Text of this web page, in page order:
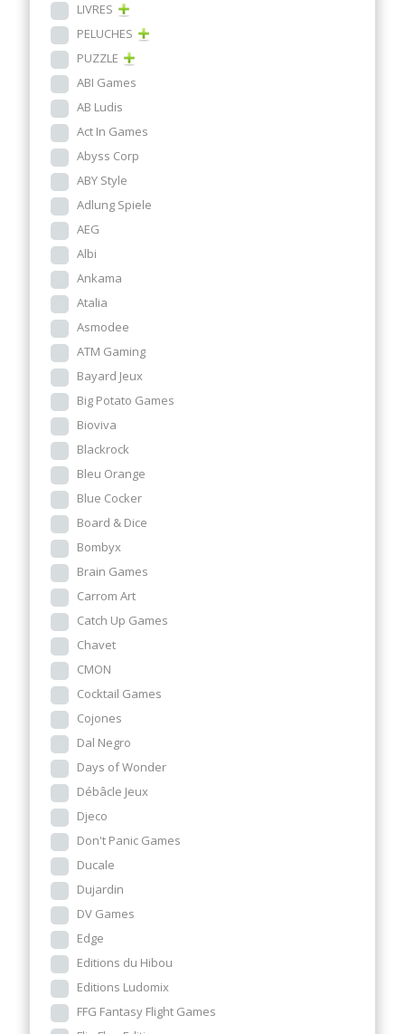
LIVRES
PELUCHES
PUZZLE
ABI Games
AB Ludis
Act In Games
Abyss Corp
ABY Style
Adlung Spiele
AEG
Albi
Ankama
Atalia
Asmodee
ATM Gaming
Bayard Jeux
Big Potato Games
Bioviva
Blackrock
Bleu Orange
Blue Cocker
Board & Dice
Bombyx
Brain Games
Carrom Art
Catch Up Games
Chavet
CMON
Cocktail Games
Cojones
Dal Negro
Days of Wonder
Débâcle Jeux
Djeco
Don't Panic Games
Ducale
Dujardin
DV Games
Edge
Editions du Hibou
Editions Ludomix
FFG Fantasy Flight Games